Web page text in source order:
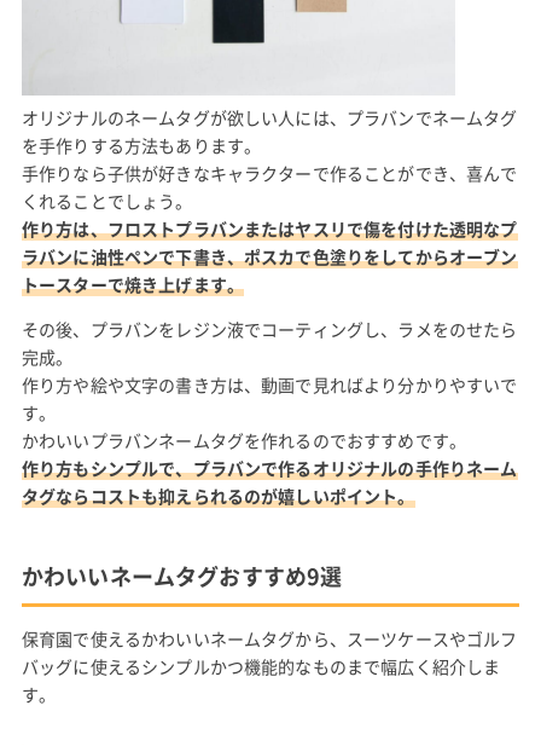
オリジナルのネームタグが欲しい人には、プラバンでネームタグ
を手作りする方法もあります。
手作りなら子供が好きなキャラクターで作ることができ、喜んで
くれることでしょう。
作り方は、フロストプラバンまたはヤスリで傷を付けた透明なプ
ラバンに油性ペンで下書き、ポスカで色塗りをしてからオーブン
トースターで焼き上げます。
その後、プラバンをレジン液でコーティングし、ラメをのせたら
完成。
作り方や絵や文字の書き方は、動画で見ればより分かりやすいで
す。
かわいいプラバンネームタグを作れるのでおすすめです。
作り方もシンプルで、プラバンで作るオリジナルの手作りネーム
タグならコストも抑えられるのが嬉しいポイント。
かわいいネームタグおすすめ9選
保育園で使えるかわいいネームタグから、スーツケースやゴルフ
バッグに使えるシンプルかつ機能的なものまで幅広く紹介しま
す。